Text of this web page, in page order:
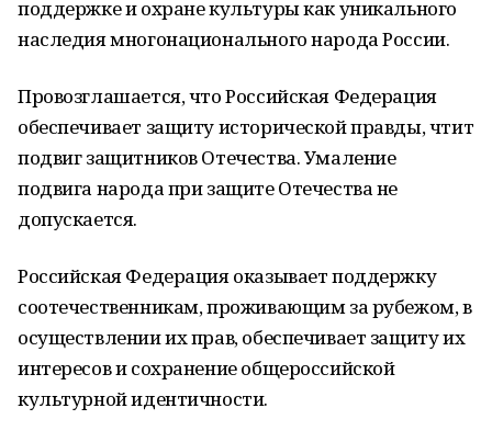
поддержке и охране культуры как уникального
наследия многонационального народа России.
Провозглашается, что Российская Федерация
обеспечивает защиту исторической правды, чтит
подвиг защитников Отечества. Умаление
подвига народа при защите Отечества не
допускается.
Российская Федерация оказывает поддержку
соотечественникам, проживающим за рубежом, в
осуществлении их прав, обеспечивает защиту их
интересов и сохранение общероссийской
культурной идентичности.